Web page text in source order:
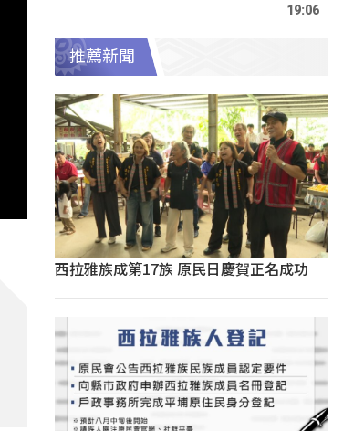
19:06
推薦新聞
西拉雅族成第17族 原民日慶賀正名成功